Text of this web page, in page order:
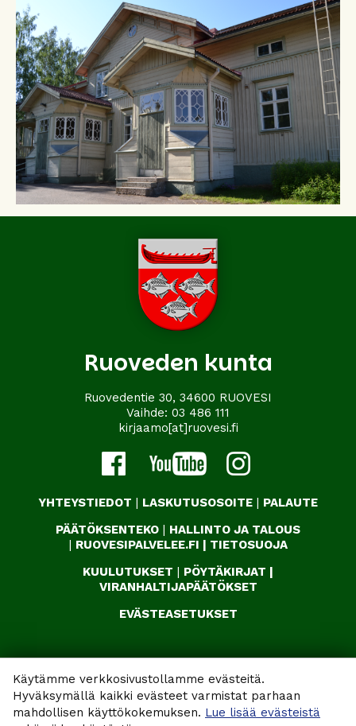
Käytämme verkkosivustollamme evästeitä.
Hyväksymällä kaikki evästeet varmistat parhaan
mahdollisen käyttökokemuksen. Lue lisää evästeistä
Ruoveden kunta
Ruovedentie 30, 34600 RUOVESI
Vaihde: 03 486 111
kirjaamo[at]ruovesi.fi
YHTEYSTIEDOT | LASKUTUSOSOITE | PALAUTE
PÄÄTÖKSENTEKO | HALLINTO JA TALOUS
| RUOVESIPALVELEE.FI | TIETOSUOJA
KUULUTUKSET | PÖYTÄKIRJAT |
VIRANHALTIJAPÄÄTÖKSET
EVÄSTEASETUKSET